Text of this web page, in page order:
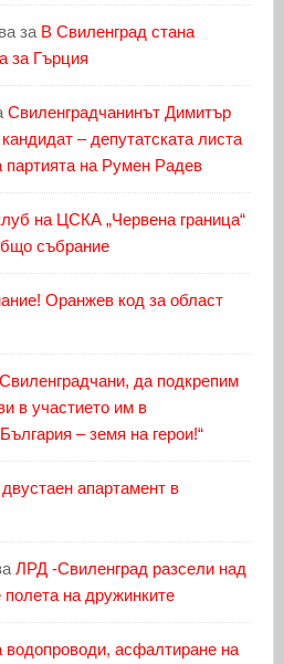
за В Свиленград стана
за Гърция
Свиленградчанинът Димитър
– депутатската листа
партията на Румен Радев
на ЦСКА „Червена граница“
събрание
Оранжев код за област
Свиленградчани, да подкрепим
в участието им в
– земя на герои!“
апартамент в
ЛРД -Свиленград разсели над
полета на дружинките
асфалтиране на